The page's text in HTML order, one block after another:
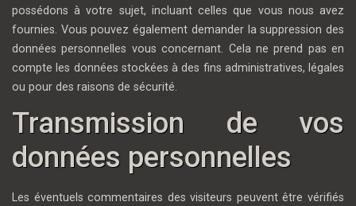
possédons à votre sujet, incluant celles que vous nous avez
fournies. Vous pouvez également demander la suppression des
données personnelles vous concernant. Cela ne prend pas en
compte les données stockées à des fins administratives, légales
ou pour des raisons de sécurité.
Transmission de vos
données personnelles
Les éventuels commentaires des visiteurs peuvent être vérifiés